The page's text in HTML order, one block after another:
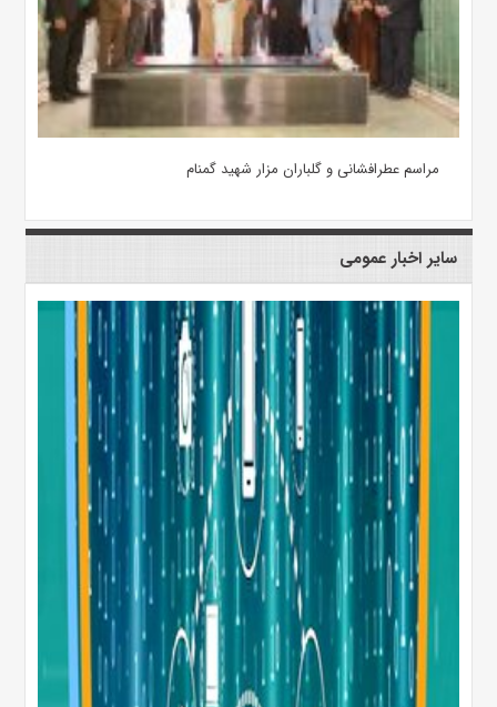
مراسم عطرافشانی و گلباران مزار شهید گمنام
سایر اخبار عمومی